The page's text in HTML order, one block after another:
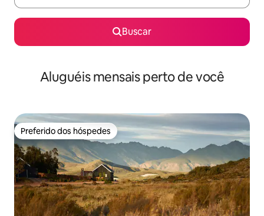
Buscar
Aluguéis mensais perto de você
Preferido dos hóspedes
Preferido dos hóspedes